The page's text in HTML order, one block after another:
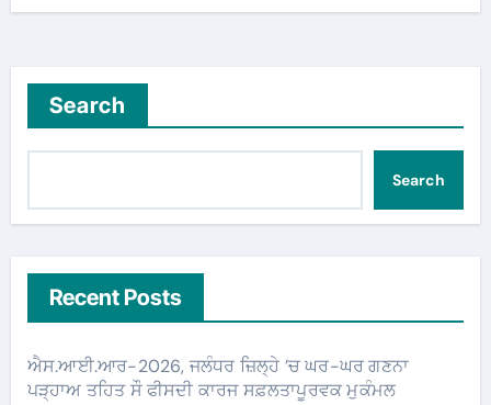
Search
Search
Recent Posts
ਐਸ.ਆਈ.ਆਰ-2026, ਜਲੰਧਰ ਜ਼ਿਲ੍ਹੇ ’ਚ ਘਰ-ਘਰ ਗਣਨਾ
ਪੜ੍ਹਾਅ ਤਹਿਤ ਸੌ ਫੀਸਦੀ ਕਾਰਜ ਸਫ਼ਲਤਾਪੂਰਵਕ ਮੁਕੰਮਲ